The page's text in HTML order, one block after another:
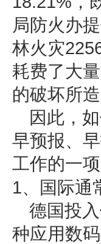
局防火办
林火灾
耗费了大
的破坏所
因此，
早预报、
工作的一
1、国际通
德国投
种应用数